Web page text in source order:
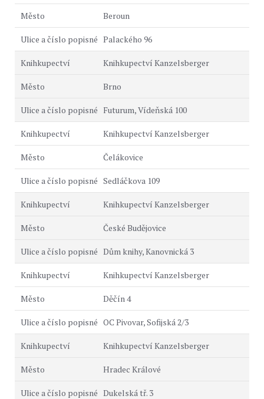
Beroun
Palackého 96
Knihkupectví Kanzelsberger
Brno
Futurum, Vídeňská 100
Knihkupectví Kanzelsberger
Čelákovice
Sedláčkova 109
Knihkupectví Kanzelsberger
České Budějovice
Dům knihy, Kanovnická 3
Knihkupectví Kanzelsberger
Děčín 4
OC Pivovar, Sofijská 2/3
Knihkupectví Kanzelsberger
Hradec Králové
Dukelská tř. 3